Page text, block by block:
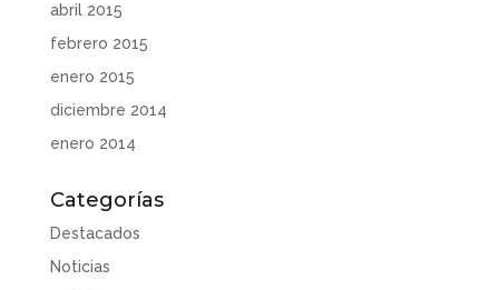
abril 2015
febrero 2015
enero 2015
diciembre 2014
enero 2014
Categorías
Destacados
Noticias